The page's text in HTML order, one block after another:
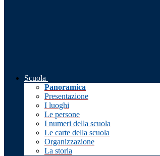
Scuola
Panoramica
Presentazione
I luoghi
Le persone
I numeri della scuola
Le carte della scuola
Organizzazione
La storia